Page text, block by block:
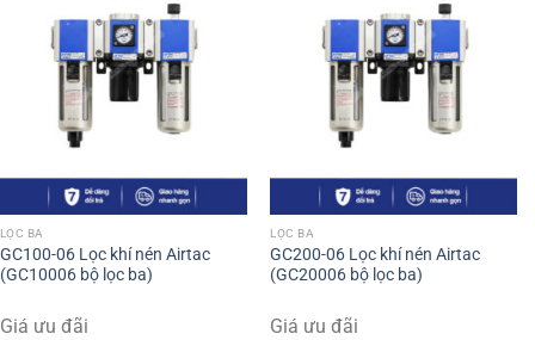
LỌC BA
GC100-06 Lọc khí nén Airtac
(GC10006 bộ lọc ba)
Giá ưu đãi
LỌC BA
GC200-06 Lọc khí nén Airtac
(GC20006 bộ lọc ba)
Giá ưu đãi